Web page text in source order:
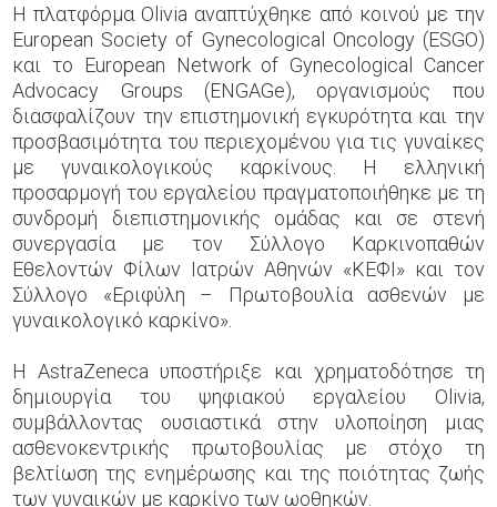
Η πλατφόρμα Olivia αναπτύχθηκε από κοινού με την
European Society of Gynecological Oncology (ESGO)
και το European Network of Gynecological Cancer
Advocacy Groups (ENGAGe), οργανισμούς που
διασφαλίζουν την επιστημονική εγκυρότητα και την
προσβασιμότητα του περιεχομένου για τις γυναίκες
με γυναικολογικούς καρκίνους. Η ελληνική
προσαρμογή του εργαλείου πραγματοποιήθηκε με τη
συνδρομή διεπιστημονικής ομάδας και σε στενή
συνεργασία με τον Σύλλογο Καρκινοπαθών
Εθελοντών Φίλων Ιατρών Αθηνών «ΚΕΦΙ» και τον
Σύλλογο «Εριφύλη – Πρωτοβουλία ασθενών με
γυναικολογικό καρκίνο».
Η AstraZeneca υποστήριξε και χρηματοδότησε τη
δημιουργία του ψηφιακού εργαλείου Olivia,
συμβάλλοντας ουσιαστικά στην υλοποίηση μιας
ασθενοκεντρικής πρωτοβουλίας με στόχο τη
βελτίωση της ενημέρωσης και της ποιότητας ζωής
των γυναικών με καρκίνο των ωοθηκών.